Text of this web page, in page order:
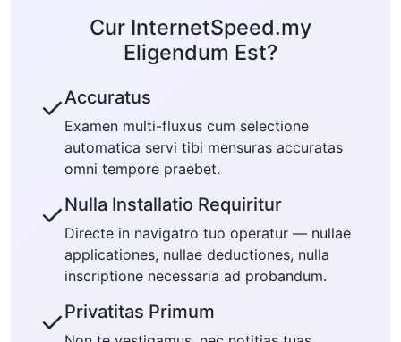
Cur InternetSpeed.my
Eligendum Est?
✓Accuratus
Examen multi-fluxus cum selectione
automatica servi tibi mensuras accuratas
omni tempore praebet.
✓Nulla Installatio Requiritur
Directe in navigatro tuo operatur — nullae
applicationes, nullae deductiones, nulla
inscriptione necessaria ad probandum.
✓Privatitas Primum